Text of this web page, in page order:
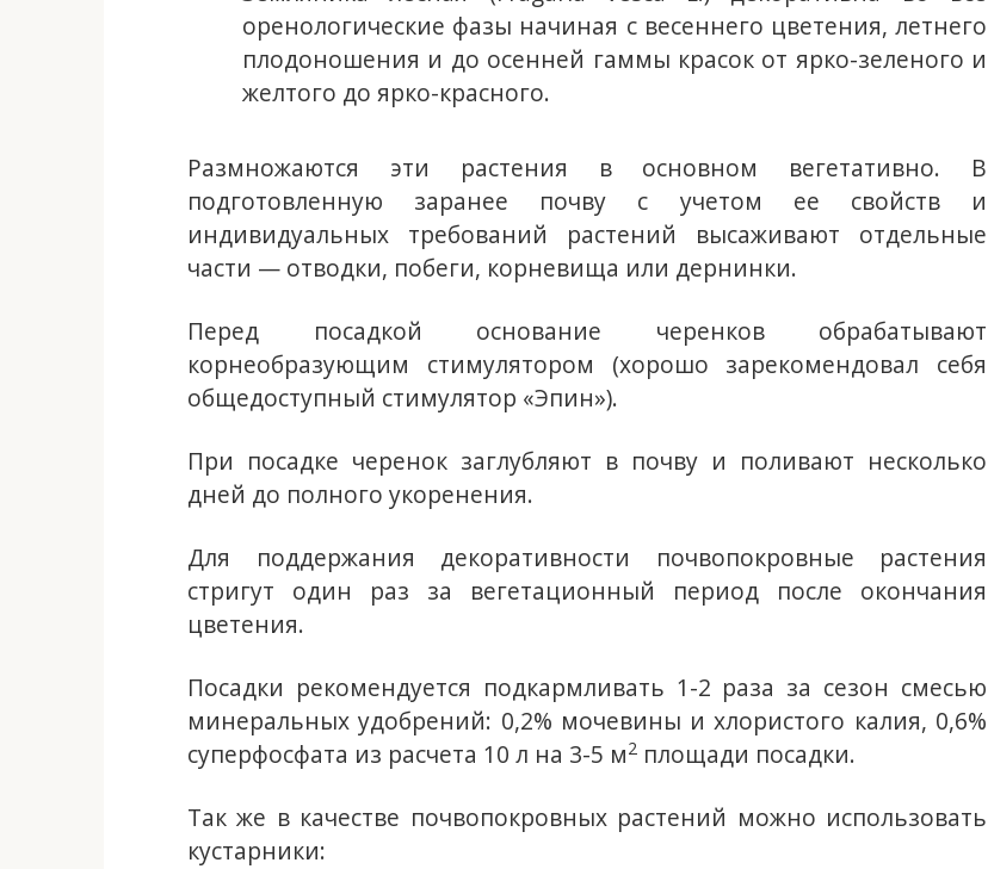
оренологические фазы начиная с весеннего цветения, летнего
плодоношения и до осенней гаммы красок от ярко-зеленого и
желтого до ярко-красного.
Размножаются эти растения в основном вегетативно. В
подготовленную заранее почву с учетом ее свойств и
индивидуальных требований растений высаживают отдельные
части — отводки, побеги, корневища или дернинки.
Перед посадкой основание черенков обрабатывают
корнеобразующим стимулятором (хорошо зарекомендовал себя
общедоступный стимулятор «Эпин»).
При посадке черенок заглубляют в почву и поливают несколько
дней до полного укоренения.
Для поддержания декоративности почвопокровные растения
стригут один раз за вегетационный период после окончания
цветения.
Посадки рекомендуется подкармливать 1-2 раза за сезон смесью
минеральных удобрений: 0,2% мочевины и хлористого калия, 0,6%
суперфосфата из расчета 10 л на 3-5 м2 площади посадки.
Так же в качестве почвопокровных растений можно использовать
кустарники: